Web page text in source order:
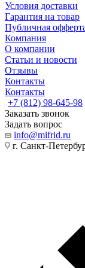
Условия доставки
Гарантия на товар
Публичная
Компания
О компании
Статьи и новости
Отзывы
Контакты
Контакты
+7 (812) 98-645-98
Заказать звонок
Задать вопрос
info@mifrid.ru
г. Санкт-